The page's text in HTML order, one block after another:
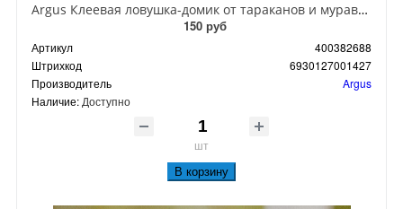
Argus Клеевая ловушка-домик от тараканов и муравьев
150 руб
Артикул
400382688
Штрихкод
6930127001427
Производитель
Argus
Наличие: Доступно
шт
В корзину